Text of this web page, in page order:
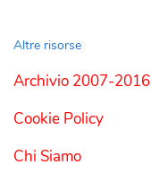
Altre risorse
Archivio 2007-2016
Cookie Policy
Chi Siamo